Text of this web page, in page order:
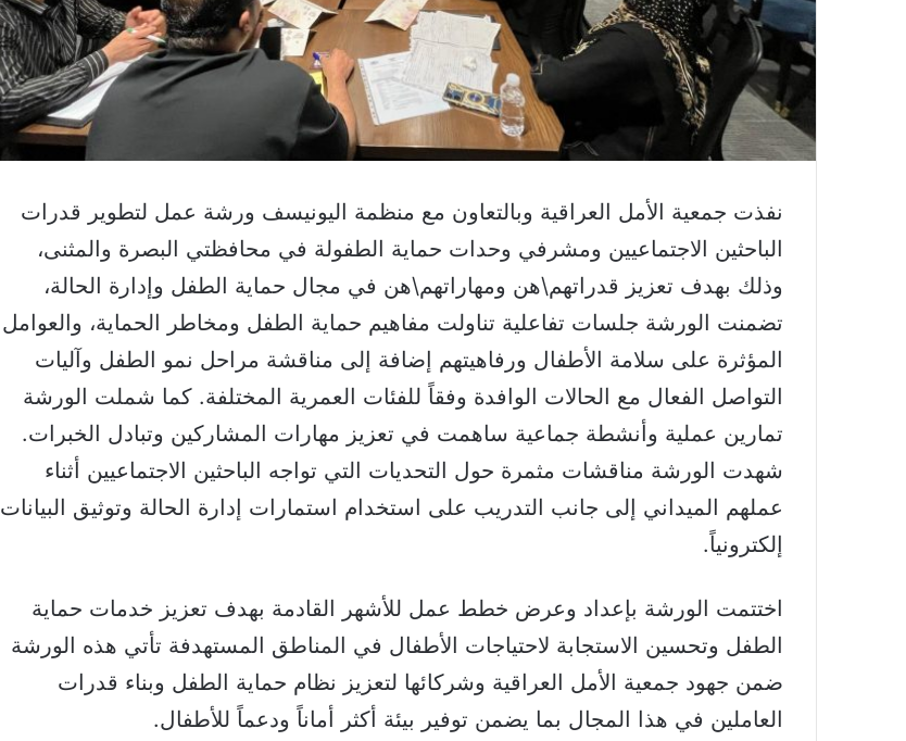
نفذت جمعية الأمل العراقية وبالتعاون مع منظمة اليونيسف ورشة عمل لتطوير قدرات
الباحثين الاجتماعيين ومشرفي وحدات حماية الطفولة في محافظتي البصرة والمثنى،
وذلك بهدف تعزيز قدراتهم\هن ومهاراتهم\هن في مجال حماية الطفل وإدارة الحالة،
تضمنت الورشة جلسات تفاعلية تناولت مفاهيم حماية الطفل ومخاطر الحماية، والعوامل
المؤثرة على سلامة الأطفال ورفاهيتهم إضافة إلى مناقشة مراحل نمو الطفل وآليات
التواصل الفعال مع الحالات الوافدة وفقاً للفئات العمرية المختلفة. كما شملت الورشة
تمارين عملية وأنشطة جماعية ساهمت في تعزيز مهارات المشاركين وتبادل الخبرات.
شهدت الورشة مناقشات مثمرة حول التحديات التي تواجه الباحثين الاجتماعيين أثناء
عملهم الميداني إلى جانب التدريب على استخدام استمارات إدارة الحالة وتوثيق البيانات
إلكترونياً.
اختتمت الورشة بإعداد وعرض خطط عمل للأشهر القادمة بهدف تعزيز خدمات حماية
الطفل وتحسين الاستجابة لاحتياجات الأطفال في المناطق المستهدفة تأتي هذه الورشة
ضمن جهود جمعية الأمل العراقية وشركائها لتعزيز نظام حماية الطفل وبناء قدرات
العاملين في هذا المجال بما يضمن توفير بيئة أكثر أماناً ودعماً للأطفال.